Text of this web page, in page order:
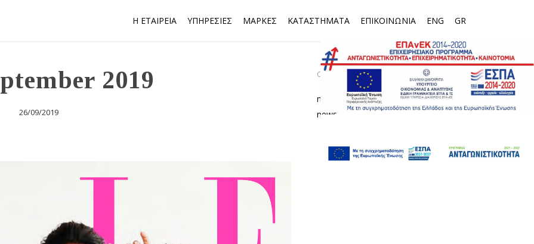
Η ΕΤΑΙΡΕΙΑ ΥΠΗΡΕΣΙΕΣ ΜΑΡΚΕΣ ΚΑΤΑΣΤΗΜΑΤΑ ΕΠΙΚΟΙΝΩΝΙΑ ENG GR
2019
26/09/2019
CATEGORIES
media
news